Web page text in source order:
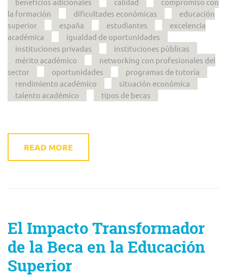
la formación
dificultades económicas
educación
superior
españa estudiantes
excelencia
académica
igualdad de oportunidades
instituciones privadas
instituciones públicas
mérito académico
networking con profesionales del
sector
oportunidades
programas de tutoría
rendimiento académico
situación económica
talento académico
tipos de becas
READ MORE
El Impacto Transformador
de la Beca en la Educación
Superior